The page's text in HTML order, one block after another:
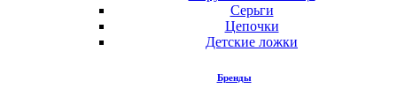
Серьги
Цепочки
Детские ложки
Бренды